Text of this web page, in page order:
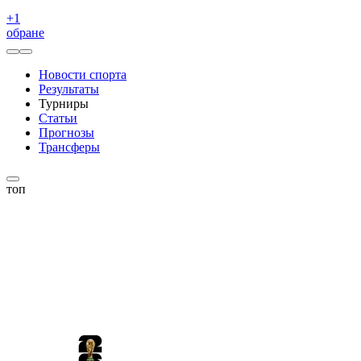
+1
обране
Новости спорта
Результаты
Турниры
Статьи
Прогнозы
Трансферы
топ